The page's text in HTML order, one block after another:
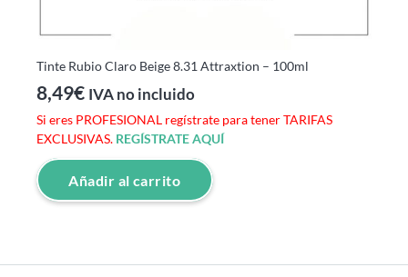
Tinte Rubio Claro Beige 8.31 Attraxtion – 100ml
8,49€ IVA no incluido
Si eres PROFESIONAL regístrate para tener TARIFAS
EXCLUSIVAS. REGÍSTRATE AQUÍ
Añadir al carrito